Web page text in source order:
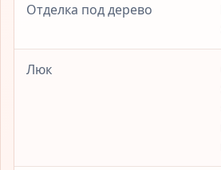
Отделка под дерево
Люк